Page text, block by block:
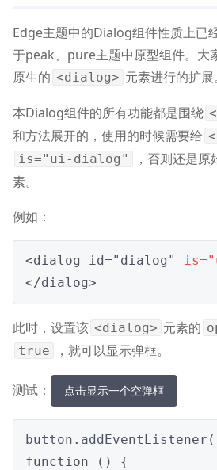
Edge主题中的Dialog组件性质上已
于peak、pure主题中原型组件。大
原生的 <dialog> 元素进行的扩展。
本Dialog组件的所有功能都是围绕
和方法展开的，使用的时候需要给
is="ui-dialog" ，否则还是原
素。
例如：
<dialog id="dialog"
</dialog>
此时，设置该 <dialog> 元素的
true ，就可以显示弹框。
测试： 点击显示一个空弹框
function () {